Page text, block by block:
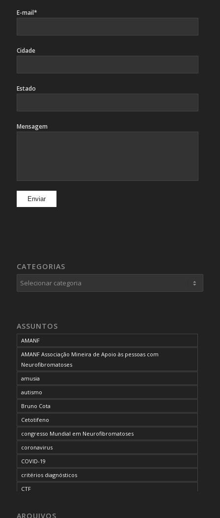
E-mail*
Cidade
Estado
Mensagem
CATEGORIAS
Categorias
ASSUNTOS
AMANF
AMANF Associação Mineira de Apoio às pessoas com
Neurofibromatoses
amusia
autismo
Bruno Cota
Cetotifeno
congresso Mundial em Neurofibromatoses
coronavirus
COVID-19
critérios diagnósticos
CTF
desordem do processamento auditivo
ARQUIVOS